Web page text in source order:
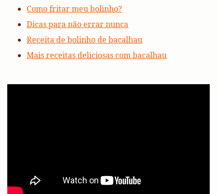
Como fritar meu bolinho?
Dicas para não errar nunca
Receita de bolinho de bacalhau
Mais receitas deliciosas com bacalhau